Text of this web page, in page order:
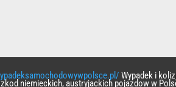
Wypadek i
niemieckich, austryjackich pojazdow w